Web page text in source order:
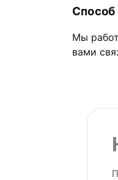
Способ
Мы
вами